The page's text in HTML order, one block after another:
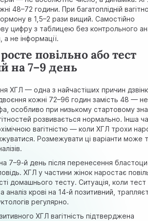
48–72 години. При багатоплідній
в 1,5–2 рази вищий. Самостійно
цифру з таблицею без контрольного
не інформації.
повільно або тест
на 7–9 день
ХГЛ — одна з найчастіших причин
кожні 72–96 годин замість 48 — не
особливо при низькому стартовому
розвивається нормально. Інша
вагітністю — коли ХГЛ трохи
Розмежувати ці варіанти може
7–9-й день після перенесення
ХГЛ у частини жінок наростає
домашнього тесту. Ситуація, коли
аналіз крові на 14-й позитивний,
регулярно.
ХГЛ вагітність підтверджена